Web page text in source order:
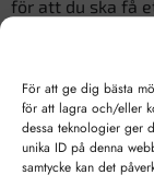
För att ge dig bästa
för att lagra och/eller
dessa teknologier ger
unika ID på denna
samtycke kan det
för att du ska få
kulör, men det
vanliga
Lackade glas
mekaniska
godkänd